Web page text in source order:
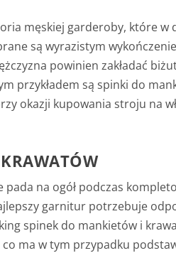
męskiej garderoby, które w
są wyrazistym
powinien zakładać
przykładem są spinki do
okazji kupowania stroju na
na ogół podczas
garnitur potrzebuje
spinek do mankietów i
ma w tym przypadku